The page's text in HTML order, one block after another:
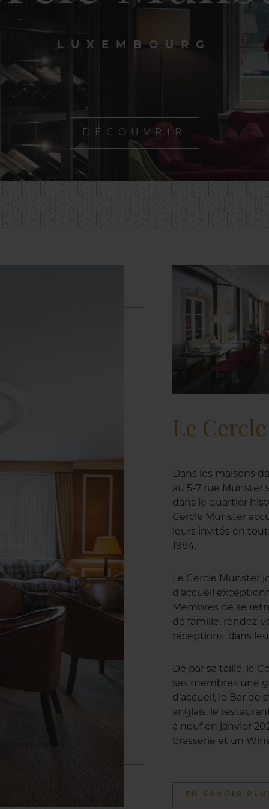
LUXEMBOURG
DÉCOUVRIR
Le
Dans les maisons
au 5-7 rue Munster
dans le quartier
Cercle Munster
leurs invités en
1984.
Le Cercle Munster
d’accueil
Membres de se
de famille, rendez-
réceptions; dans
De par sa taille, le
ses membres une
d’accueil, le Bar de
anglais, le
à neuf en janvier
brasserie et un
EN SAVOIR